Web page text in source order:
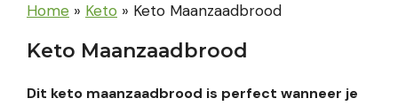
Home » Keto » Keto Maanzaadbrood
Keto Maanzaadbrood
Dit keto maanzaadbrood is perfect wanneer je